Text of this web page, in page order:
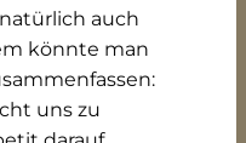
auch
könnte man
uns zu